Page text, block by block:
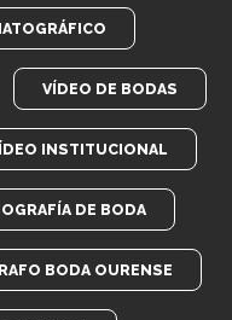
VÍDEO DE BODAS
INSTITUCIONAL
DE BODA
BODA OURENSE